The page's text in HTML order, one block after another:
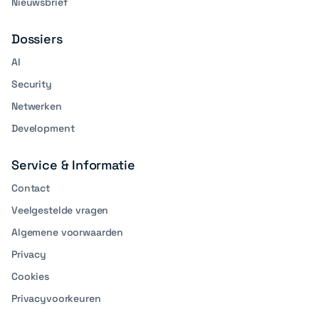
Dossiers
AI
Security
Netwerken
Development
Service & Informatie
Contact
Veelgestelde vragen
Algemene voorwaarden
Privacy
Cookies
Privacyvoorkeuren